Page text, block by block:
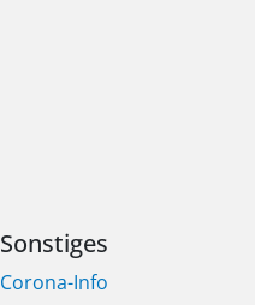
Sonstiges
Corona-Info